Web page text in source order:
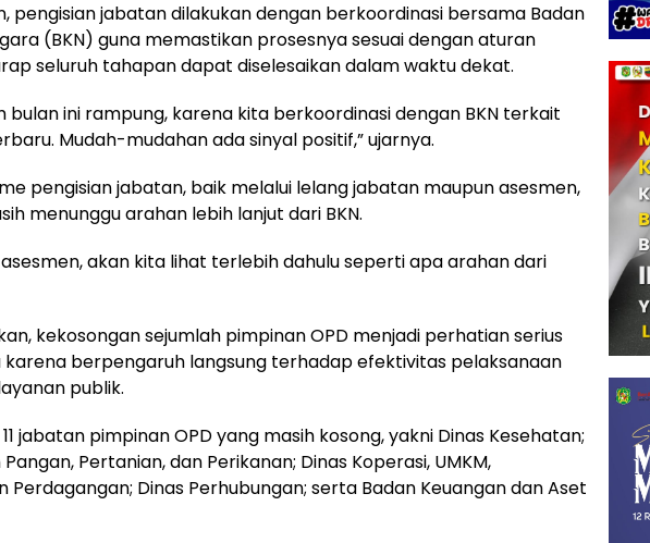
pengisian jabatan dilakukan dengan berkoordinasi bersama Badan
(BKN) guna memastikan prosesnya sesuai dengan aturan
seluruh tahapan dapat diselesaikan dalam waktu dekat.
bulan ini rampung, karena kita berkoordinasi dengan BKN terkait
Mudah-mudahan ada sinyal positif,” ujarnya.
pengisian jabatan, baik melalui lelang jabatan maupun asesmen,
menunggu arahan lebih lanjut dari BKN.
asesmen, akan kita lihat terlebih dahulu seperti apa arahan dari
kekosongan sejumlah pimpinan OPD menjadi perhatian serius
berpengaruh langsung terhadap efektivitas pelaksanaan
publik.
jabatan pimpinan OPD yang masih kosong, yakni Dinas Kesehatan;
Pertanian, dan Perikanan; Dinas Koperasi, UMKM,
Perdagangan; Dinas Perhubungan; serta Badan Keuangan dan Aset